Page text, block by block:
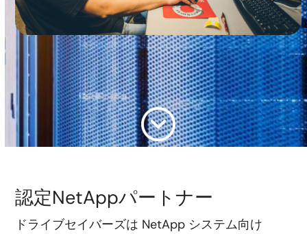
認定NetAppパートナー
ドライブセイバーズは NetApp システム向け